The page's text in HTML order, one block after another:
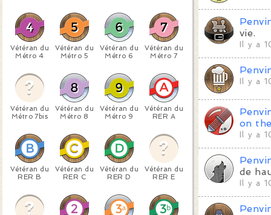
Vétéran du
Métro 4
Vétéran du
Métro 5
Vétéran du
Métro 6
Vétéran du
Métro 7
Vétéran du
Métro 7bis
Vétéran du
Métro 8
Vétéran du
Métro 9
Vétéran du
RER A
Vétéran du
RER B
Vétéran du
RER C
Vétéran du
RER D
Vétéran du
RER E
vie.
Il y a
Il y a
on
Il y a
de
Il y a